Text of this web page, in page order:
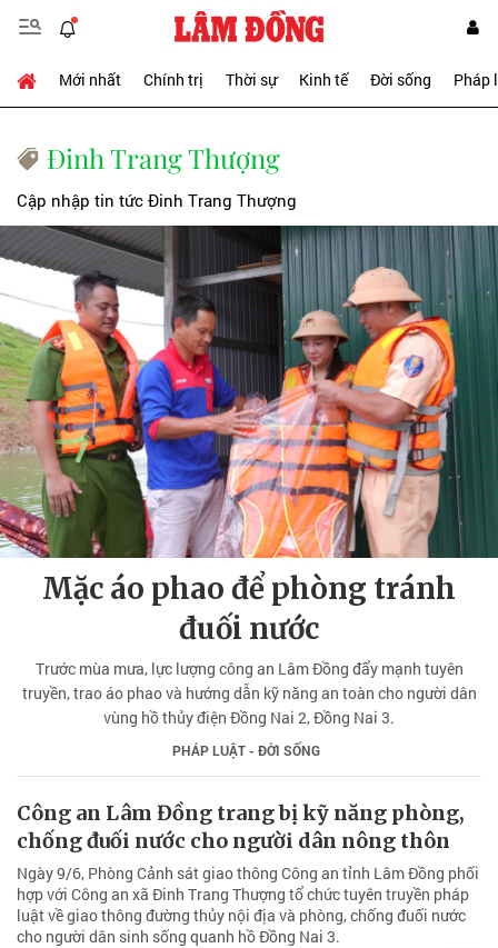
Mới nhất Chính trị Thời sự Kinh tế Đời sống Pháp
Đinh Trang Thượng
Cập nhập tin tức Đinh Trang Thượng
Mặc áo phao để phòng tránh
đuối nước
Trước mùa mưa, lực lượng công an Lâm Đồng đẩy mạnh tuyên
truyền, trao áo phao và hướng dẫn kỹ năng an toàn cho người dân
vùng hồ thủy điện Đồng Nai 2, Đồng Nai 3.
PHÁP LUẬT - ĐỜI SỐNG
Công an Lâm Đồng trang bị kỹ năng phòng,
chống đuối nước cho người dân nông thôn
Ngày 9/6, Phòng Cảnh sát giao thông Công an tỉnh Lâm Đồng phối
hợp với Công an xã Đinh Trang Thượng tổ chức tuyên truyền pháp
luật về giao thông đường thủy nội địa và phòng, chống đuối nước
cho người dân sinh sống quanh hồ Đồng Nai 3.